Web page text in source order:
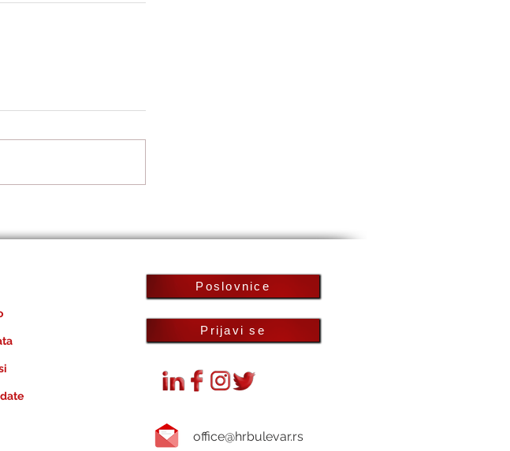
Poslovnice
Prijavi se
office@hrbulevar.rs